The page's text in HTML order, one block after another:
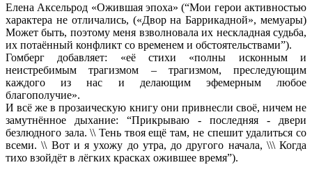
Елена Аксельрод «Ожившая эпоха» (“Мои герои активностью
характера не отличались, («Двор на Баррикадной», мемуары)
Может быть, поэтому меня взволновала их нескладная судьба,
их потаённый конфликт со временем и обстоятельствами”).
Гомберг добавляет: «её стихи «полны исконным и
неистребимым трагизмом – трагизмом, преследующим
каждого из нас и делающим эфемерным любое
благополучие».
И всё же в прозаическую книгу они привнесли своё, ничем не
замутнённое дыхание: “Прикрываю - последняя - двери
безлюдного зала. \\ Тень твоя ещё там, не спешит удалиться со
всеми. \\ Вот и я ухожу до утра, до другого начала, \\\ Когда
тихо взойдёт в лёгких красках ожившее время”).